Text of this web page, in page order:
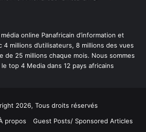
online Panafricain d’information et
millions d’utilisateurs, 8 millions des vues
de 25 millions chaque mois. Nous sommes
top 4 Media dans 12 pays africains
2026, Tous droits réservés
propos Guest Posts/ Sponsored Articles